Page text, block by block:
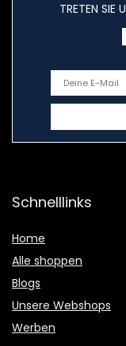
TRETEN SIE
Schnelllinks
Home
Alle shoppen
Blogs
Unsere Webshops
Werben